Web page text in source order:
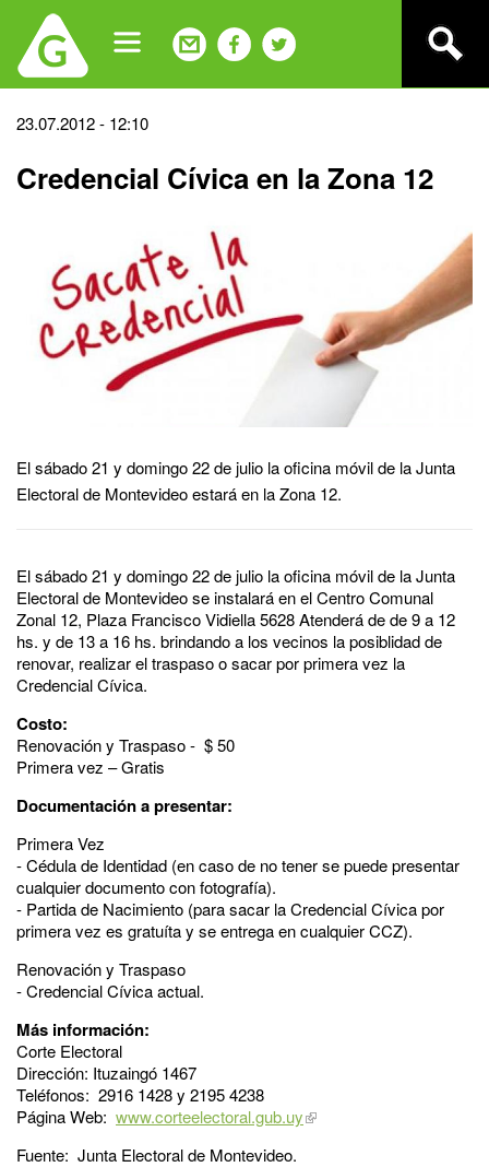
navigation
Back
top
23.07.2012 - 12:10
Credencial Cívica en la Zona 12
El sábado 21 y domingo 22 de julio la oficina móvil de la Junta
Electoral de Montevideo estará en la Zona 12.
El sábado 21 y domingo 22 de julio la oficina móvil de la Junta
Electoral de Montevideo se instalará en el Centro Comunal
Zonal 12, Plaza Francisco Vidiella 5628 Atenderá de de 9 a 12
hs. y de 13 a 16 hs. brindando a los vecinos la posiblidad de
renovar, realizar el traspaso o sacar por primera vez la
Credencial Cívica.
Costo:
Renovación y Traspaso - $ 50
Primera vez – Gratis
Documentación a presentar:
Primera Vez
- Cédula de Identidad (en caso de no tener se puede presentar
cualquier documento con fotografía).
- Partida de Nacimiento (para sacar la Credencial Cívica por
primera vez es gratuíta y se entrega en cualquier CCZ).
Renovación y Traspaso
- Credencial Cívica actual.
Más información:
Corte Electoral
Dirección: Ituzaingó 1467
Teléfonos: 2916 1428 y 2195 4238
Página Web: www.corteelectoral.gub.uy
Fuente: Junta Electoral de Montevideo.